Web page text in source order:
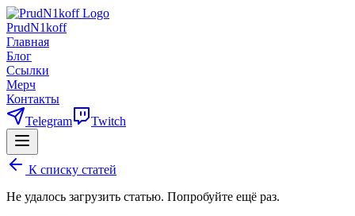
PrudN1koff
Главная
Блог
Ссылки
Мерч
Контакты
Telegram
Twitch
К списку статей
Не удалось загрузить статью. Попробуйте ещё раз.